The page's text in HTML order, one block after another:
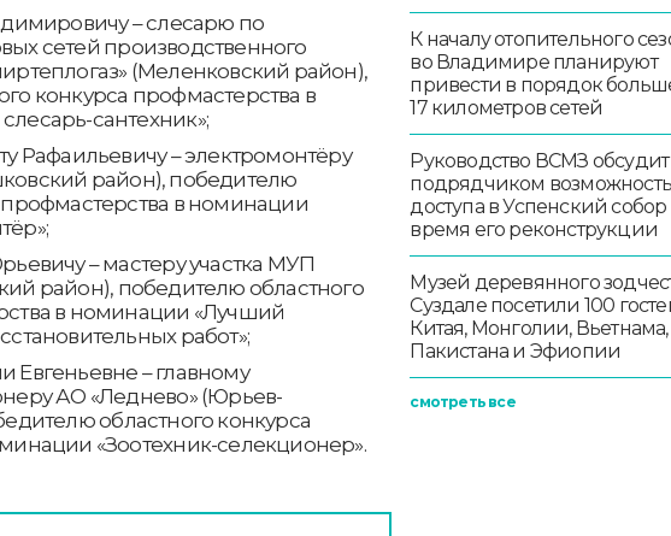
– слесарю по
сетей производственного
(Меленковский район),
конкурса профмастерства в
сантехник»;
Рафаильевичу – электромонтёру
район), победителю
профмастерства в номинации
– мастеру участка МУП
район), победителю областного
в номинации «Лучший
работ»;
– главному
АО «Леднево» (Юрьев-
областного конкурса
«Зоотехник-селекционер».
К началу отопительного
во Владимире планируют
привести в порядок
17 километров сетей
Руководство ВСМЗ обсудит
подрядчиком
доступа в Успенский собор
время его реконструкции
Музей деревянного
Суздале посетили 100
Китая, Монголии, Вьетнама,
Пакистана и Эфиопии
смотреть все